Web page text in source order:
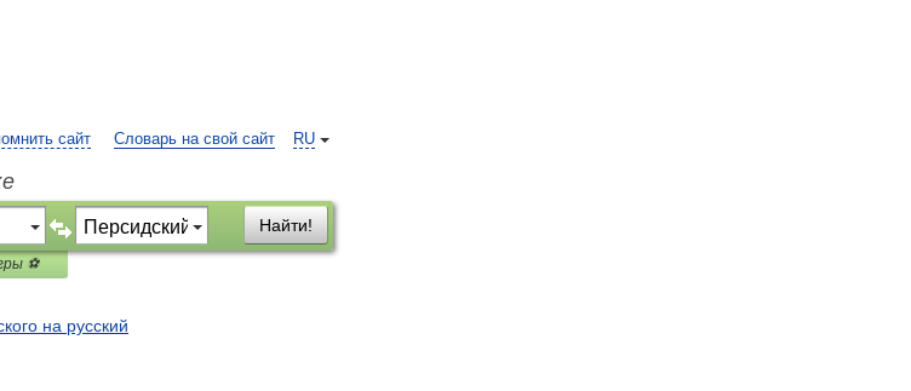
RU
сайт Словарь на свой сайт
Найти!
⚽
на русский